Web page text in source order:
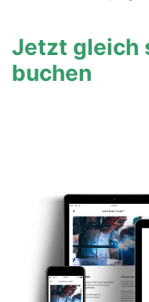
Jetzt gleich
buchen